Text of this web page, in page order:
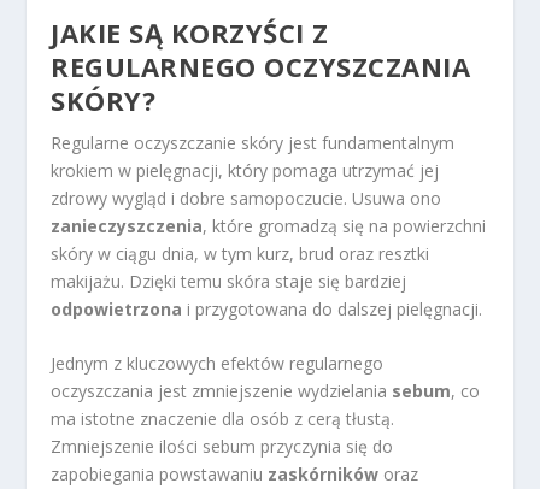
JAKIE SĄ KORZYŚCI Z
REGULARNEGO OCZYSZCZANIA
SKÓRY?
Regularne oczyszczanie skóry jest fundamentalnym
krokiem w pielęgnacji, który pomaga utrzymać jej
zdrowy wygląd i dobre samopoczucie. Usuwa ono
zanieczyszczenia, które gromadzą się na powierzchni
skóry w ciągu dnia, w tym kurz, brud oraz resztki
makijażu. Dzięki temu skóra staje się bardziej
odpowietrzona i przygotowana do dalszej pielęgnacji.
Jednym z kluczowych efektów regularnego
oczyszczania jest zmniejszenie wydzielania sebum, co
ma istotne znaczenie dla osób z cerą tłustą.
Zmniejszenie ilości sebum przyczynia się do
zapobiegania powstawaniu zaskórników oraz